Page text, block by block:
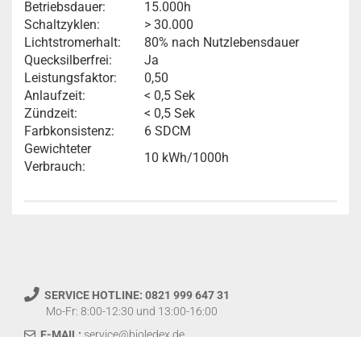
Betriebsdauer:
15.000h
Schaltzyklen:
> 30.000
Lichtstromerhalt:
80% nach Nutzlebensdauer
Quecksilberfrei:
Ja
Leistungsfaktor:
0,50
Anlaufzeit:
< 0,5 Sek
Zündzeit:
< 0,5 Sek
Farbkonsistenz:
6 SDCM
Gewichteter
Verbrauch:
10 kWh/1000h
SERVICE HOTLINE: 0821 999 647 31
Mo-Fr: 8:00-12:30 und 13:00-16:00
E-MAIL: service@bioledex.de